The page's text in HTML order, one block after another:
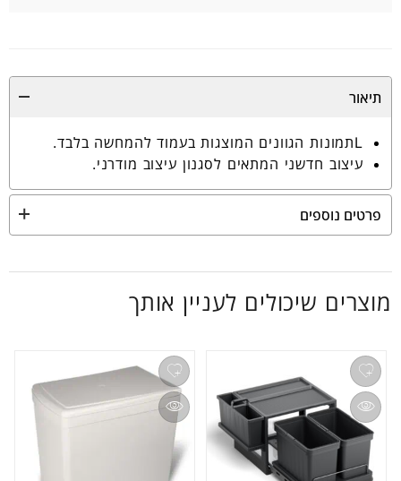
תיאור
Lתמונות הגוונים המוצגות בעמוד להמחשה בלבד.
עיצוב חדשני המתאים לסגנון עיצוב מודרני.
פרטים נוספים
מוצרים שיכולים לעניין אותך